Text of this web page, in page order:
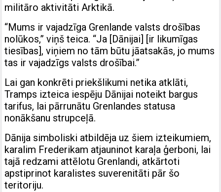
militāro aktivitāti Arktikā.
“Mums ir vajadzīga Grenlande valsts drošības
nolūkos,” viņš teica. “Ja [Dānijai] [ir likumīgas
tiesības], viņiem no tām būtu jāatsakās, jo mums
tas ir vajadzīgs valsts drošībai.”
Lai gan konkrēti priekšlikumi netika atklāti,
Tramps izteica iespēju Dānijai noteikt bargus
tarifus, lai pārrunātu Grenlandes statusa
nonākšanu strupceļā.
Dānija simboliski atbildēja uz šiem izteikumiem,
karalim Frederikam atjauninot karaļa ģerboni, lai
tajā redzami attēlotu Grenlandi, atkārtoti
apstiprinot karalistes suverenitāti pār šo
teritoriju.